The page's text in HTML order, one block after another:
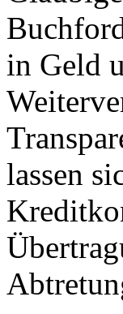
in Geld
lassen